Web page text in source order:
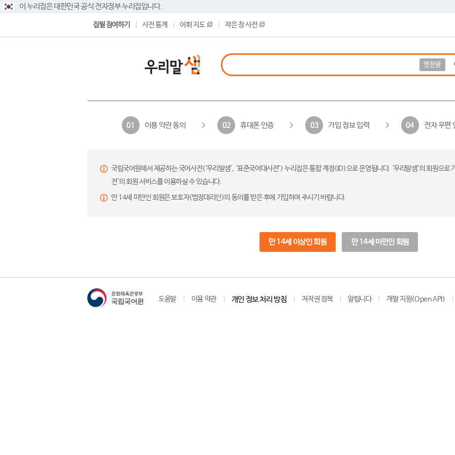
이 누리집은 대한민국 공식 전자정부 누리집입니다.
집필 참여하기 사전 통계 어휘 지도 작은 창 사전
옛한글
01 이용 약관 동의 02 휴대폰 인증 03 가입 정보 입력 04 전자 우편
국립국어원에서 제공하는 국어사전(‘우리말샘’, ‘표준국어대사전’) 누리집은 통합 계정(ID)으로 운영됩니다. ‘우리말샘’의 회원으
전’의 회원 서비스를 이용하실 수 있습니다.
만 14세 미만인 회원은 보호자(법정대리인)의 동의를 받은 후에 가입하여 주시기 바랍니다.
만 14세 이상인 회원 만 14세 미만인 회원
도움말 이용 약관 개인 정보 처리 방침 저작권 정책 알립니다 개발 지원(Open API)